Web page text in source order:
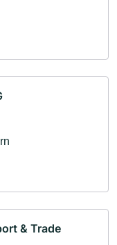
& Trade